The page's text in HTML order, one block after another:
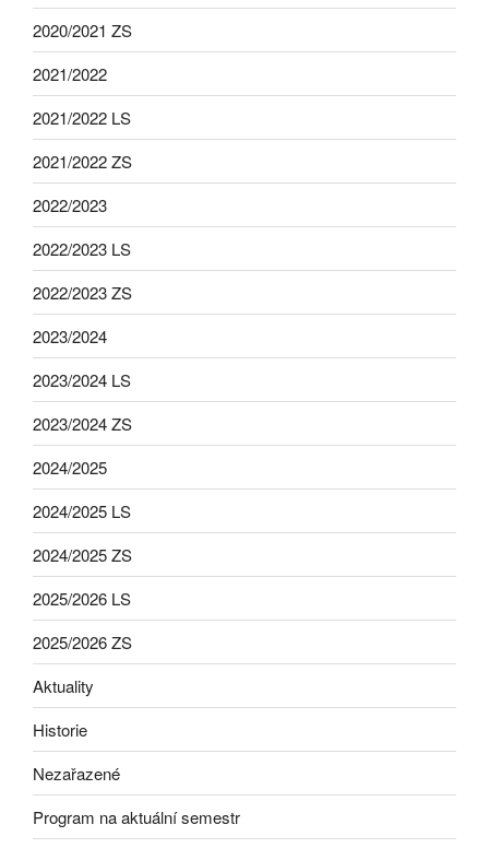
2020/2021 ZS
2021/2022
2021/2022 LS
2021/2022 ZS
2022/2023
2022/2023 LS
2022/2023 ZS
2023/2024
2023/2024 LS
2023/2024 ZS
2024/2025
2024/2025 LS
2024/2025 ZS
2025/2026 LS
2025/2026 ZS
Aktuality
Historie
Nezařazené
Program na aktuální semestr